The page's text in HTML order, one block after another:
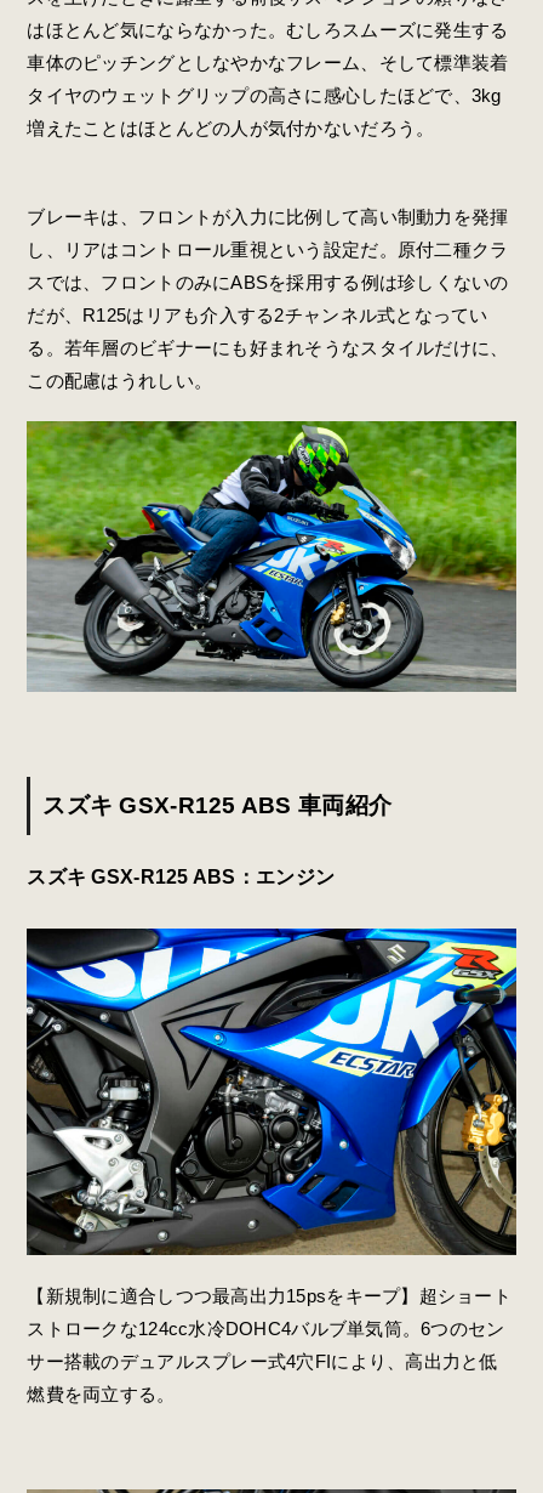
はほとんど気にならなかった。むしろスムーズに発生する
車体のピッチングとしなやかなフレーム、そして標準装着
タイヤのウェットグリップの高さに感心したほどで、3kg
増えたことはほとんどの人が気付かないだろう。
ブレーキは、フロントが入力に比例して高い制動力を発揮
し、リアはコントロール重視という設定だ。原付二種クラ
スでは、フロントのみにABSを採用する例は珍しくないの
だが、R125はリアも介入する2チャンネル式となってい
る。若年層のビギナーにも好まれそうなスタイルだけに、
この配慮はうれしい。
スズキ GSX-R125 ABS 車両紹介
スズキ GSX-R125 ABS：エンジン
【新規制に適合しつつ最高出力15psをキープ】超ショート
ストロークな124cc水冷DOHC4バルブ単気筒。6つのセン
サー搭載のデュアルスプレー式4穴FIにより、高出力と低
燃費を両立する。